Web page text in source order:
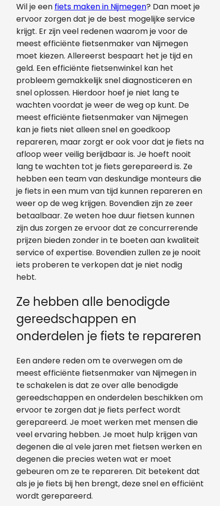
Wil je een fiets maken in Nijmegen? Dan moet je
ervoor zorgen dat je de best mogelijke service
krijgt. Er zijn veel redenen waarom je voor de
meest efficiënte fietsenmaker van Nijmegen
moet kiezen. Allereerst bespaart het je tijd en
geld. Een efficiënte fietsenwinkel kan het
probleem gemakkelijk snel diagnosticeren en
snel oplossen. Hierdoor hoef je niet lang te
wachten voordat je weer de weg op kunt. De
meest efficiënte fietsenmaker van Nijmegen
kan je fiets niet alleen snel en goedkoop
repareren, maar zorgt er ook voor dat je fiets na
afloop weer veilig berijdbaar is. Je hoeft nooit
lang te wachten tot je fiets gerepareerd is. Ze
hebben een team van deskundige monteurs die
je fiets in een mum van tijd kunnen repareren en
weer op de weg krijgen. Bovendien zijn ze zeer
betaalbaar. Ze weten hoe duur fietsen kunnen
zijn dus zorgen ze ervoor dat ze concurrerende
prijzen bieden zonder in te boeten aan kwaliteit
service of expertise. Bovendien zullen ze je nooit
iets proberen te verkopen dat je niet nodig
hebt.
Ze hebben alle benodigde
gereedschappen en
onderdelen je fiets te repareren
Een andere reden om te overwegen om de
meest efficiënte fietsenmaker van Nijmegen in
te schakelen is dat ze over alle benodigde
gereedschappen en onderdelen beschikken om
ervoor te zorgen dat je fiets perfect wordt
gerepareerd. Je moet werken met mensen die
veel ervaring hebben. Je moet hulp krijgen van
degenen die al vele jaren met fietsen werken en
degenen die precies weten wat er moet
gebeuren om ze te repareren. Dit betekent dat
als je je fiets bij hen brengt, deze snel en efficiënt
wordt gerepareerd.